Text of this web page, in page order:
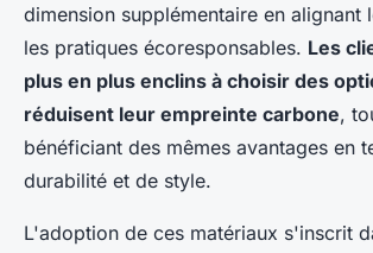
dimension supplémentaire en alignant
les pratiques écoresponsables. Les
plus en plus enclins à choisir des
réduisent leur empreinte carbone,
bénéficiant des mêmes avantages en
durabilité et de style.
L'adoption de ces matériaux s'inscrit